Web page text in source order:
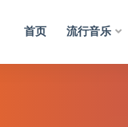
首页 流行音乐